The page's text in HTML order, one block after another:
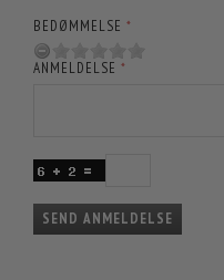
BEDØMMELSE
ANMELDELSE
SEND ANMELDELSE